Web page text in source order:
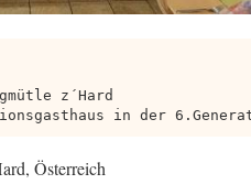
z´Hard
in der
Österreich